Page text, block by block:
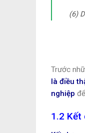
(6)
Trước
là điều
nghiệp
1.2 Kết